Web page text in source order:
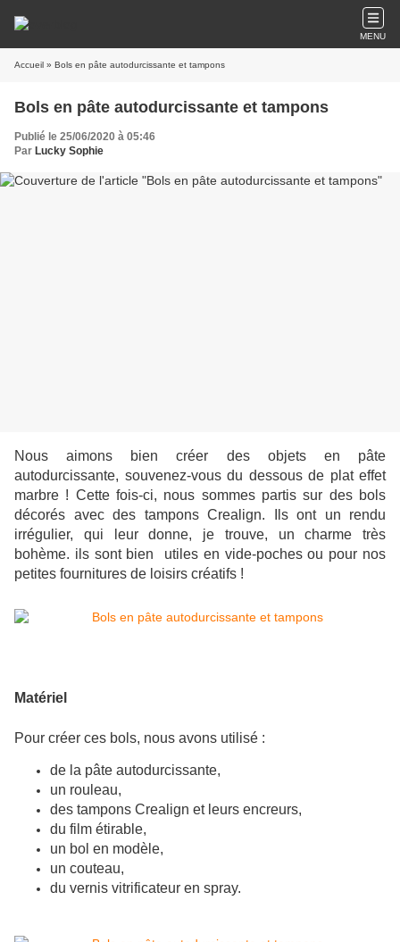
MENU
Accueil » Bols en pâte autodurcissante et tampons
Bols en pâte autodurcissante et tampons
Publié le 25/06/2020 à 05:46
Par Lucky Sophie
Nous aimons bien créer des objets en pâte
autodurcissante, souvenez-vous du dessous de plat effet
marbre ! Cette fois-ci, nous sommes partis sur des bols
décorés avec des tampons Crealign. Ils ont un rendu
irrégulier, qui leur donne, je trouve, un charme très
bohème. ils sont bien utiles en vide-poches ou pour nos
petites fournitures de loisirs créatifs !
Matériel
Pour créer ces bols, nous avons utilisé :
de la pâte autodurcissante,
un rouleau,
des tampons Crealign et leurs encreurs,
du film étirable,
un bol en modèle,
un couteau,
du vernis vitrificateur en spray.